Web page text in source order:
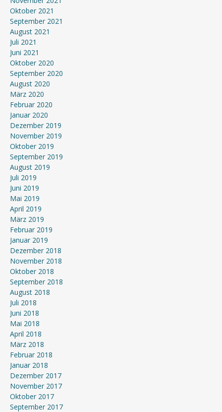
Oktober 2021
September 2021
August 2021
Juli 2021
Juni 2021
Oktober 2020
September 2020
August 2020
März 2020
Februar 2020
Januar 2020
Dezember 2019
November 2019
Oktober 2019
September 2019
August 2019
Juli 2019
Juni 2019
Mai 2019
April 2019
März 2019
Februar 2019
Januar 2019
Dezember 2018
November 2018
Oktober 2018
September 2018
August 2018
Juli 2018
Juni 2018
Mai 2018
April 2018
März 2018
Februar 2018
Januar 2018
Dezember 2017
November 2017
Oktober 2017
September 2017